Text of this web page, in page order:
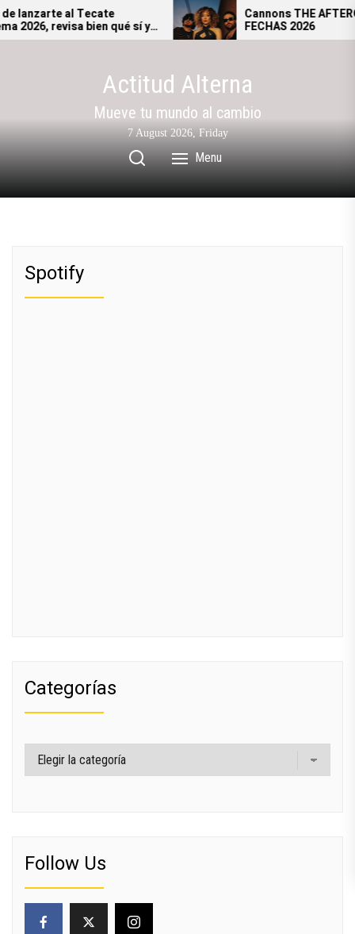
Skip
to
al Tecate
revisa bien qué sí y
ingresar al festival.
Cannons THE
FECHAS 2026
Actitud Alterna
Mueve tu mundo al cambio
7 August 2026, Friday
Menu
Spotify
Categorías
Categorías
Follow Us